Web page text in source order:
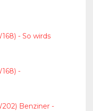
- So wirds
-
Benziner -